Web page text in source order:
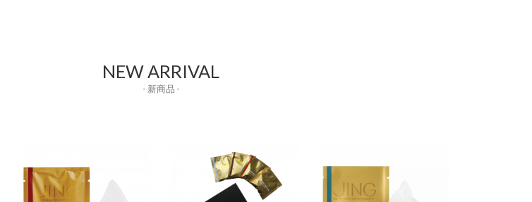
NEW ARRIVAL
- 新商品 -